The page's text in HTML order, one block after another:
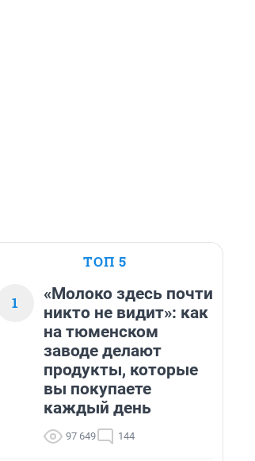
ТОП 5
1
«Молоко здесь почти
никто не видит»: как
на тюменском
заводе делают
продукты, которые
вы покупаете
каждый день
97 649 144